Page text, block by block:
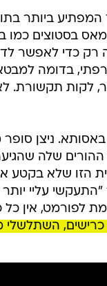
המפתיע ביותר
ותל אביבי בהווה, שמאס
רק כדי לאפשר
בדומה
לקות תקשורת.
באסותא. ניצן
שלה
שלא בקטע
עליי יותר
לפורמט, אין כל
השתלשלי